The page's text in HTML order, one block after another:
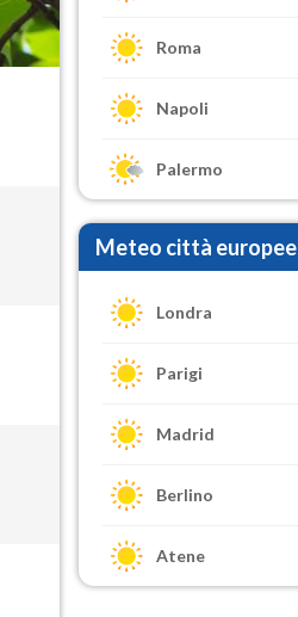
Roma
Napoli
Palermo
Meteo città europee
Londra
Parigi
Madrid
Berlino
Atene